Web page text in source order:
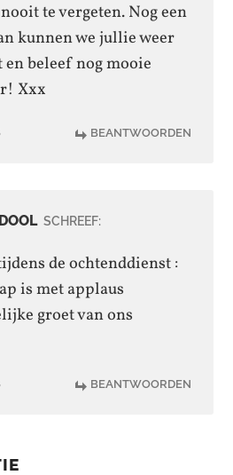
te vergeten. Nog een
kunnen we jullie weer
beleef nog mooie
Xxx
BEANTWOORDEN
SCHREEF:
de ochtenddienst :
is met applaus
groet van ons
BEANTWOORDEN